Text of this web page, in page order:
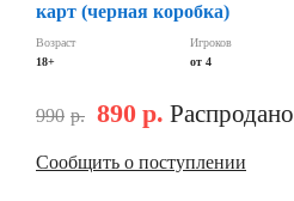
карт (черная коробка)
Возраст
18+
Игроков
от 4
990 р. 890 р. Распродано
Сообщить о поступлении